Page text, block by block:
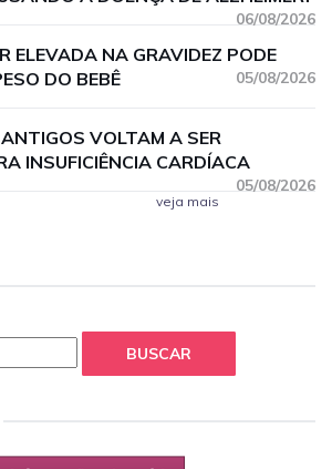
06/08/2026
ELEVADA NA GRAVIDEZ PODE
DO BEBÊ
05/08/2026
VOLTAM A SER
INSUFICIÊNCIA CARDÍACA
05/08/2026
veja mais
BUSCAR